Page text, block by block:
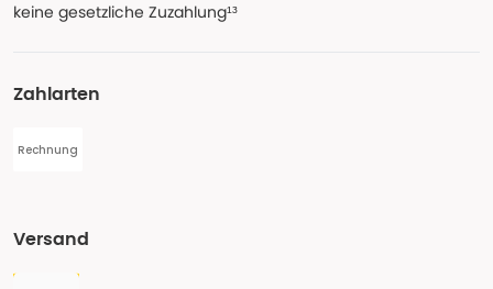
keine gesetzliche Zuzahlung¹³
Zahlarten
Rechnung
Versand